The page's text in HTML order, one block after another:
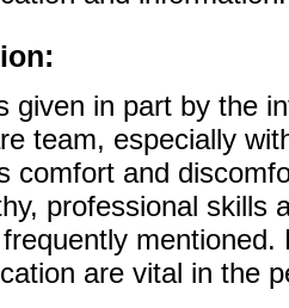
given in part by the
team, especially
comfort and
professional skills
mentioned.
are vital in the